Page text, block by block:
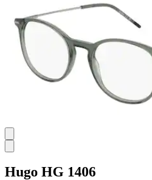
Hugo HG 1406